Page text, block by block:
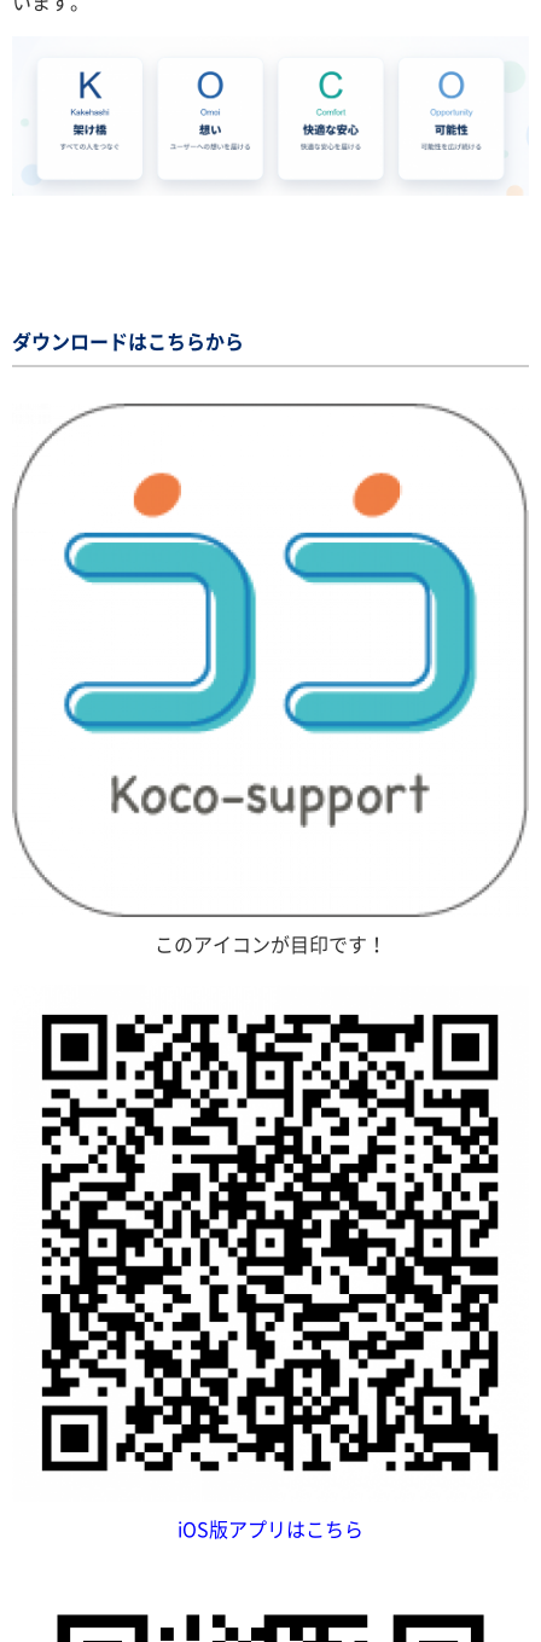
ダウンロードはこちらから
このアイコンが目印です！
iOS版アプリはこちら